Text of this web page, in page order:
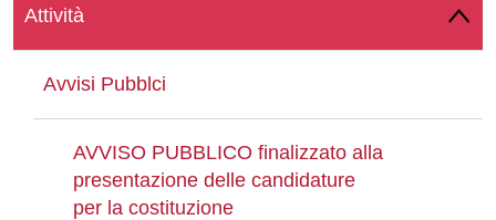
Attività
Avvisi Pubblci
AVVISO PUBBLICO finalizzato alla
presentazione delle candidature
per la costituzione